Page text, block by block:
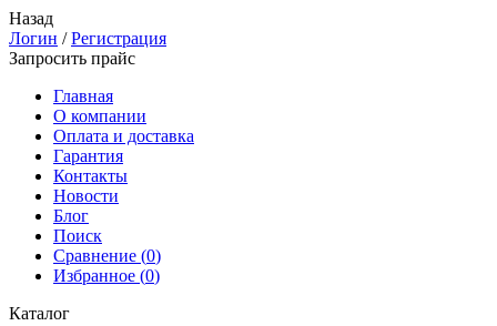
Назад
Логин /Регистрация
Запросить прайс
Главная
О компании
Оплата и доставка
Гарантия
Контакты
Новости
Блог
Поиск
Сравнение (0)
Избранное (0)
Каталог